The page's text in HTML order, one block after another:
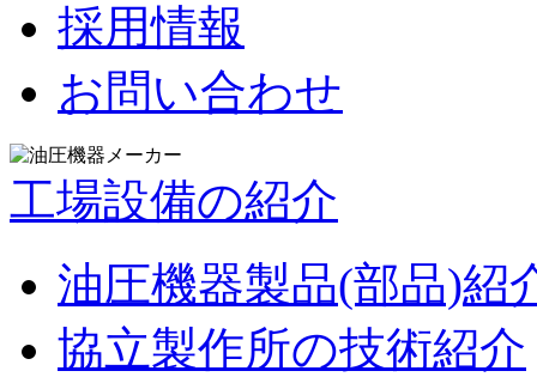
採用情報
お問い合わせ
工場設備の紹介
油圧機器製品(部品)紹
協立製作所の技術紹介